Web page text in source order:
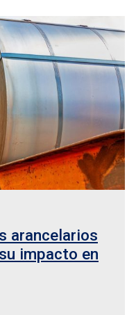
arancelarios
impacto en